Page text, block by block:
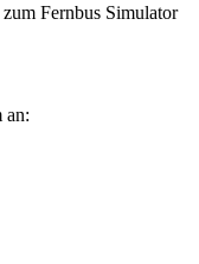
Fernbus Simulator
an: